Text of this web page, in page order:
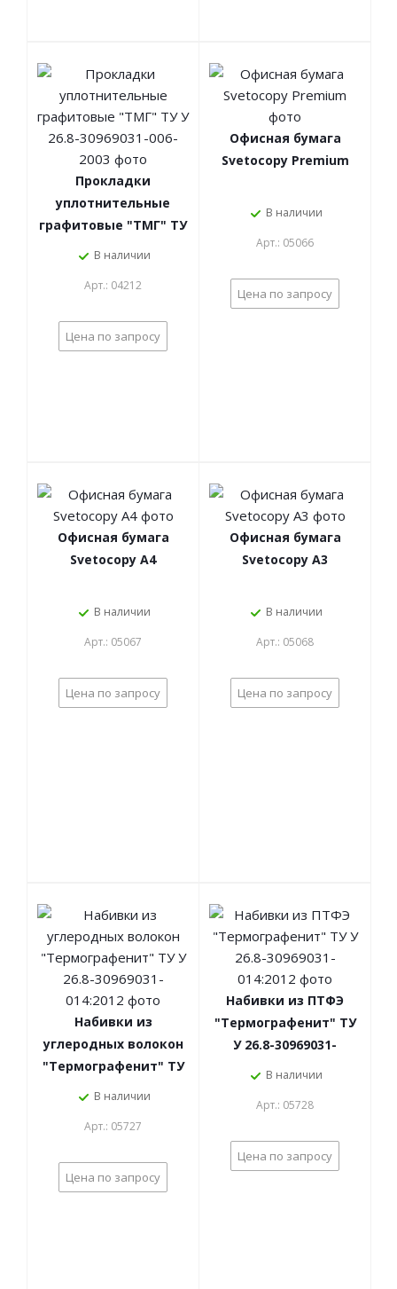
Прокладки
уплотнительные
графитовые "ТМГ" ТУ
У 26.8-30969031-006-
В наличии
Арт.: 04212
Цена по запросу
Офисная бумага
Svetocopy Premium
В наличии
Арт.: 05066
Цена по запросу
Офисная бумага
Svetocopy А4
В наличии
Арт.: 05067
Цена по запросу
Офисная бумага
Svetocopy А3
В наличии
Арт.: 05068
Цена по запросу
Набивки из
углеродных волокон
"Термографенит" ТУ
У 26.8-30969031-
В наличии
Арт.: 05727
Цена по запросу
Набивки из ПТФЭ
"Термографенит" ТУ
У 26.8-30969031-
014:2012
В наличии
Арт.: 05728
Цена по запросу